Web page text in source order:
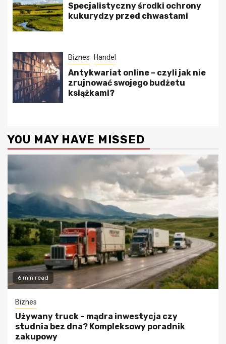
Specjalistyczny środki ochrony
kukurydzy przed chwastami
Biznes Handel
Antykwariat online – czyli jak nie
zrujnować swojego budżetu
książkami?
YOU MAY HAVE MISSED
6 min read
Biznes
Używany truck – mądra inwestycja czy
studnia bez dna? Kompleksowy poradnik
zakupowy